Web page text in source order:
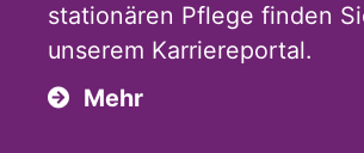
stationären Pflege finden
unserem Karriereportal.
Mehr